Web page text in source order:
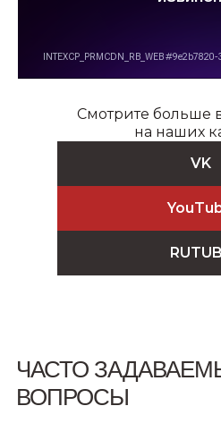
Смотрите больше
на наших
VK
ЧАСТО
ВОПРОСЫ